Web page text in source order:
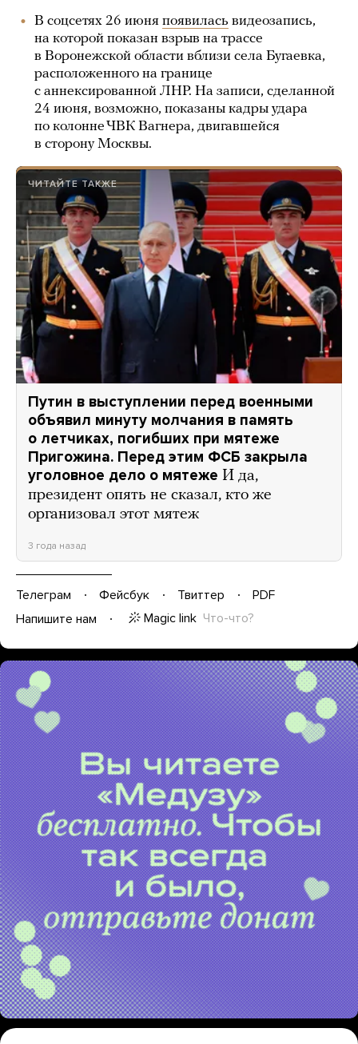
В соцсетях 26 июня появилась видеозапись,
на которой показан взрыв на трассе
в Воронежской области вблизи села Бугаевка,
расположенного на границе
с аннексированной ЛНР. На записи, сделанной
24 июня, возможно, показаны кадры удара
по колонне ЧВК Вагнера, двигавшейся
в сторону Москвы.
ЧИТАЙТЕ ТАКЖЕ
Путин в выступлении перед военными
объявил минуту молчания в память
о летчиках, погибших при мятеже
Пригожина. Перед этим ФСБ закрыла
уголовное дело о мятеже И да,
президент опять не сказал, кто же
организовал этот мятеж
3 года назад
Телеграм Фейсбук Твиттер
PDF
Напишите нам
Magic link Что-что?